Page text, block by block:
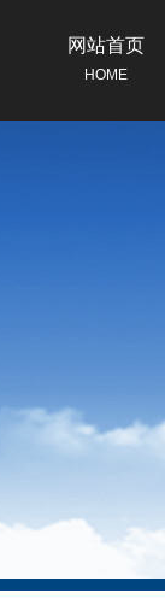
网站首页
HOME